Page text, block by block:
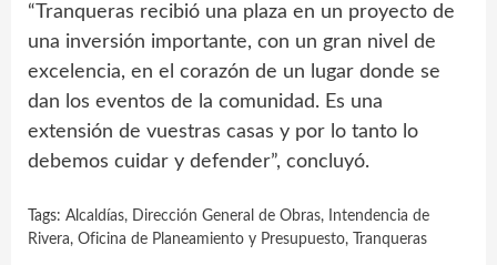
“Tranqueras recibió una plaza en un proyecto de
una inversión importante, con un gran nivel de
excelencia, en el corazón de un lugar donde se
dan los eventos de la comunidad. Es una
extensión de vuestras casas y por lo tanto lo
debemos cuidar y defender”, concluyó.
Tags: Alcaldías, Dirección General de Obras,
Intendencia de
Rivera, Oficina de Planeamiento y Presupuesto, Tranqueras